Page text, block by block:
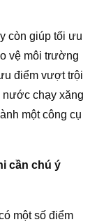
còn giúp tối ưu
vệ môi trường
điểm vượt trội
nước chạy xăng
một công cụ
cần chú ý
một số điểm